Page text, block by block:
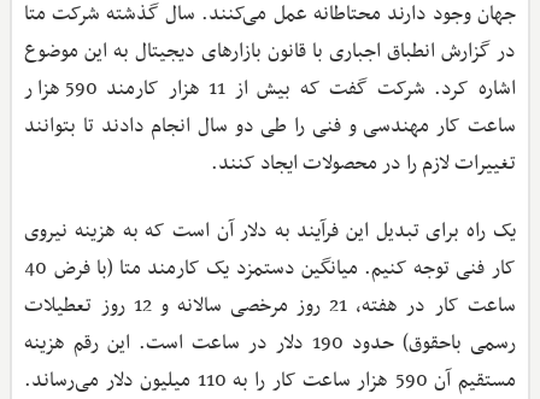
جهان وجود دارند محتاطانه عمل می‌کنند. سال گذشته شرکت متا
در گزارش انطباق اجباری با قانون بازارهای دیجیتال به این موضوع
اشاره کرد. شرکت گفت که بیش از 11 هزار کارمند 590 هزار
ساعت کار مهندسی و فنی را طی دو سال انجام دادند تا بتوانند
تغییرات لازم را در محصولات ایجاد کنند.
یک راه برای تبدیل این فرآیند به دلار آن است که به هزینه نیروی
کار فنی توجه کنیم. میانگین دستمزد یک کارمند متا (با فرض 40
ساعت کار در هفته، 21 روز مرخصی سالانه و 12 روز تعطیلات
رسمی باحقوق) حدود 190 دلار در ساعت است. این رقم هزینه
مستقیم آن 590 هزار ساعت کار را به 110 میلیون دلار می‌رساند.